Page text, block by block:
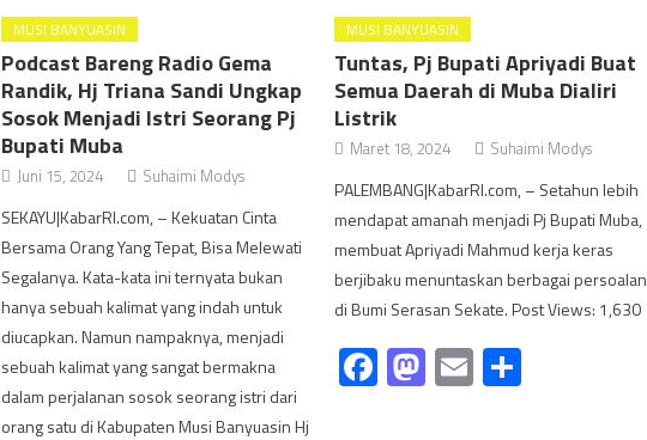
MUSI BANYUASIN
Podcast Bareng Radio Gema
Randik, Hj Triana Sandi Ungkap
Sosok Menjadi Istri Seorang Pj
Bupati Muba
Juni 15, 2024 Suhaimi Modys
SEKAYU|KabarRI.com, – Kekuatan Cinta
Bersama Orang Yang Tepat, Bisa Melewati
Segalanya. Kata-kata ini ternyata bukan
hanya sebuah kalimat yang indah untuk
diucapkan. Namun nampaknya, menjadi
sebuah kalimat yang sangat bermakna
dalam perjalanan sosok seorang istri dari
orang satu di Kabupaten Musi Banyuasin Hj
MUSI BANYUASIN
Tuntas, Pj Bupati Apriyadi Buat
Semua Daerah di Muba Dialiri
Listrik
Maret 18, 2024 Suhaimi Modys
PALEMBANG|KabarRI.com, – Setahun lebih
mendapat amanah menjadi Pj Bupati Muba,
membuat Apriyadi Mahmud kerja keras
berjibaku menuntaskan berbagai persoalan
di Bumi Serasan Sekate. Post Views: 1,630
Facebook
Mastodon
Email